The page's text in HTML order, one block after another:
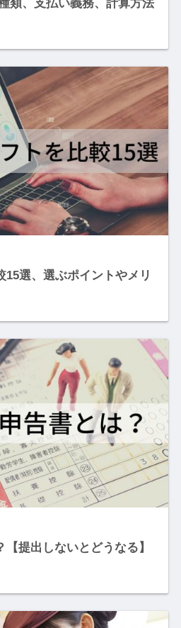
類、支払い義務、計算方法
15選、選ぶポイントやメリ
提出しないとどうなる】